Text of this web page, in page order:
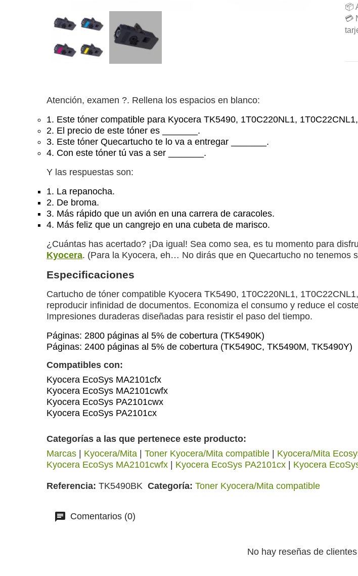
📦
💳
Atención, examen ?. Rellena los espacios en blanco:
1. Este tóner compatible para Kyocera TK5490, 1T0C220NL1,
2. El precio de este tóner es _______.
3. Este tóner Quecartucho te lo va a entregar _______.
4. Con este tóner tú vas a ser _______.
Y las respuestas son:
1. La repanocha.
2. De broma.
3. Más rápido que un avión en una carrera de caracoles.
4. Más feliz que un cangrejo en una cubeta de marisco.
¿Cuántas has acertado? ¡Da igual! Sea como sea, es tu momento para
Kyocera. (Para la Kyocera, eh… No dirás que en Quecartucho no tenemos
Especificaciones
Cartucho de tóner compatible Kyocera TK5490, 1T0C220NL1,
reproducir infinidad de documentos. Economiza el consumo y reduce el
Impresiones duraderas diseñadas para resistir el paso del tiempo.
Páginas: 2800 páginas al 5% de cobertura (TK5490K)
Páginas: 2400 páginas al 5% de cobertura (TK5490C, TK5490M, TK5490Y)
Compatibles con:
Kyocera EcoSys MA2101cfx
Kyocera EcoSys MA2101cwfx
Kyocera EcoSys PA2101cwx
Kyocera EcoSys PA2101cx
Categorías a las que pertenece este producto:
Marcas
Kyocera/Mita Toner Kyocera/Mita compatible Kyocera/Mita
Kyocera EcoSys MA2101cwfx
Kyocera EcoSys PA2101cx Kyocera
Referencia TK5490BK Categoría Toner Kyocera/Mita compatible
Comentarios (0)
No hay reseñas de